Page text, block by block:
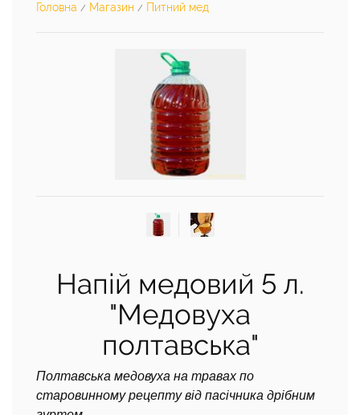
Головна / Магазин / Питний мед
Напій медовий 5 л.
"Медовуха
полтавська"
Полтавська медовуха на травах по
старовинному рецепту від пасічника дрібним